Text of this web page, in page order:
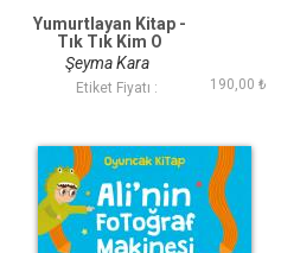
Yumurtlayan Kitap -
Tık Tık Kim O
Şeyma Kara
Etiket Fiyatı : 190,00 ₺